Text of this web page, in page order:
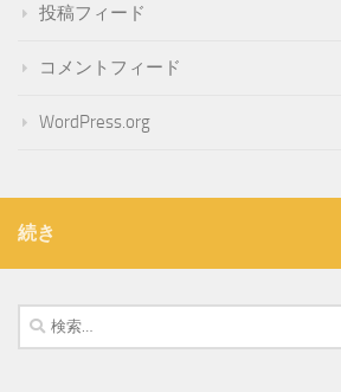
投稿フィード
コメントフィード
WordPress.org
続き
検
索: